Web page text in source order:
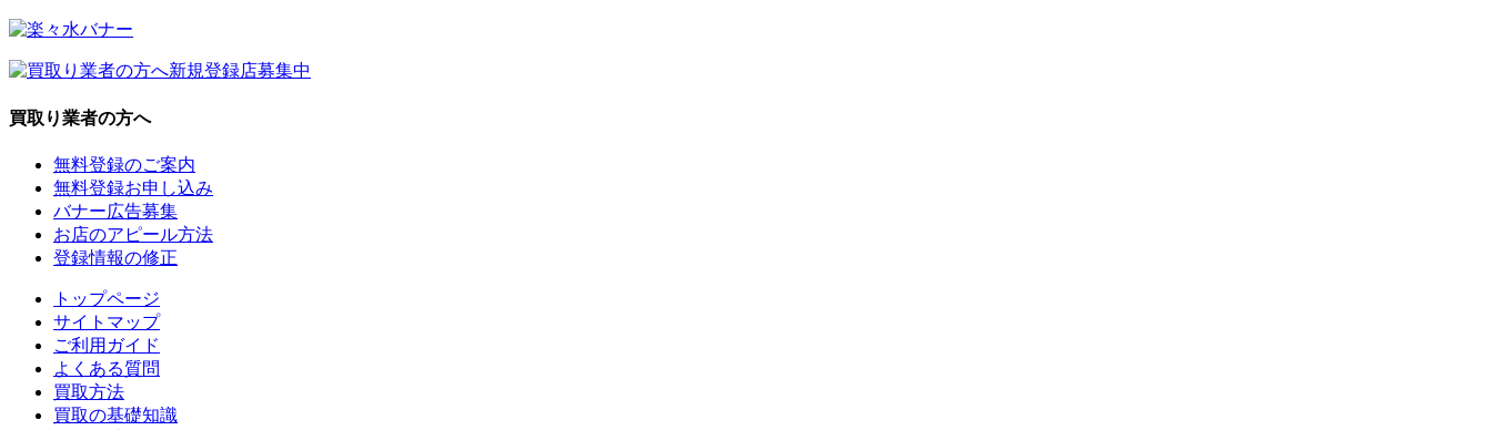
買取り業者の方へ
無料登録のご案内
無料登録お申し込み
バナー広告募集
お店のアピール方法
登録情報の修正
トップページ
サイトマップ
ご利用ガイド
よくある質問
買取方法
買取の基礎知識